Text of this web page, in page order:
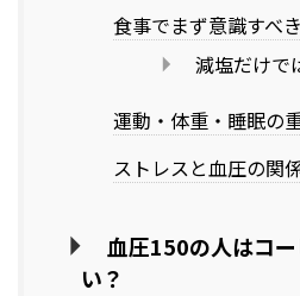
食事でまず意識すべ
減塩だけで
運動・体重・睡眠の
ストレスと血圧の関
血圧150の人はコ
い？